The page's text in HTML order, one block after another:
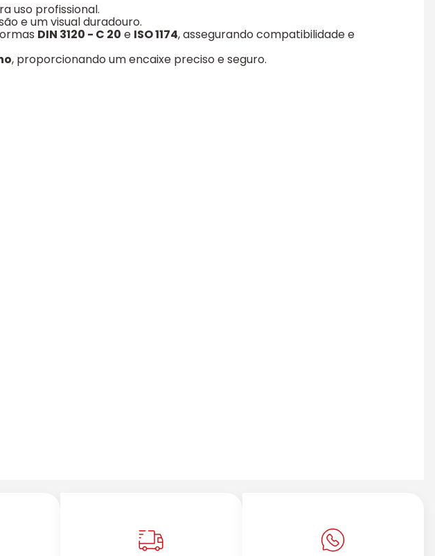
uso profissional.
e um visual duradouro.
DIN 3120 - C 20 e ISO 1174, assegurando compatibilidade e
, proporcionando um encaixe preciso e seguro.